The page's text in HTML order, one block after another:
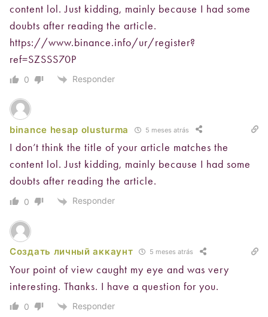
content lol. Just kidding, mainly because I had some
doubts after reading the article.
https://www.binance.info/ur/register?
ref=SZSSS70P
0 Responder
binance hesap olusturma 5 meses atrás
I don’t think the title of your article matches the
content lol. Just kidding, mainly because I had some
doubts after reading the article.
0 Responder
Создать личный аккаунт 5 meses atrás
Your point of view caught my eye and was very
interesting. Thanks. I have a question for you.
0 Responder